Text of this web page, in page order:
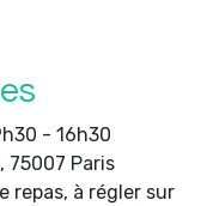
- 16h30
75007 Paris
repas, à régler sur